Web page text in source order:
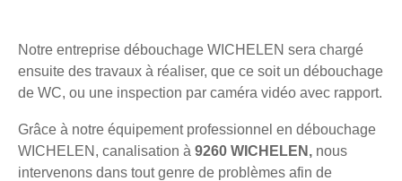
Notre entreprise débouchage WICHELEN sera chargé
ensuite des travaux à réaliser, que ce soit un débouchage
de WC, ou une inspection par caméra vidéo avec rapport.
Grâce à notre équipement professionnel en débouchage
WICHELEN, canalisation à 9260 WICHELEN, nous
intervenons dans tout genre de problèmes afin de